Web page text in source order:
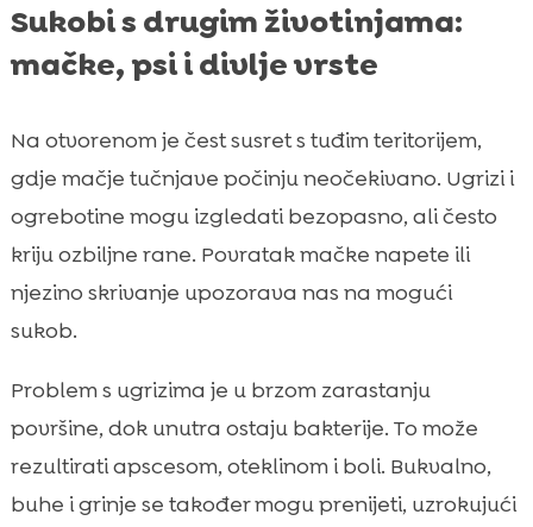
Sukobi s drugim životinjama:
mačke, psi i divlje vrste
Na otvorenom je čest susret s tuđim teritorijem,
gdje mačje tučnjave počinju neočekivano. Ugrizi i
ogrebotine mogu izgledati bezopasno, ali često
kriju ozbiljne rane. Povratak mačke napete ili
njezino skrivanje upozorava nas na mogući
sukob.
Problem s ugrizima je u brzom zarastanju
površine, dok unutra ostaju bakterije. To može
rezultirati apscesom, oteklinom i boli. Bukvalno,
buhe i grinje se također mogu prenijeti, uzrokujući